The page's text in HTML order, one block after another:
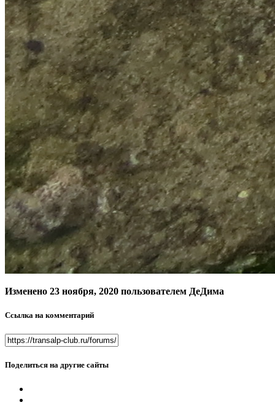
Изменено 23 ноября, 2020 пользователем ДеДима
Ссылка на комментарий
Поделиться на другие сайты